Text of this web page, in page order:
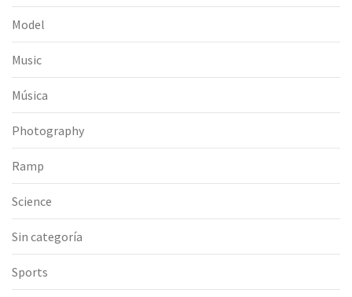
Model
Music
Música
Photography
Ramp
Science
Sin categoría
Sports